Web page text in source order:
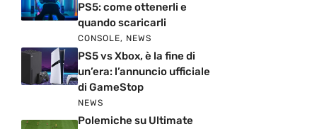
PS5: come ottenerli e
quando scaricarli
CONSOLE, NEWS
PS5 vs Xbox, è la fine di
un’era: l’annuncio ufficiale
di GameStop
NEWS
Polemiche su Ultimate